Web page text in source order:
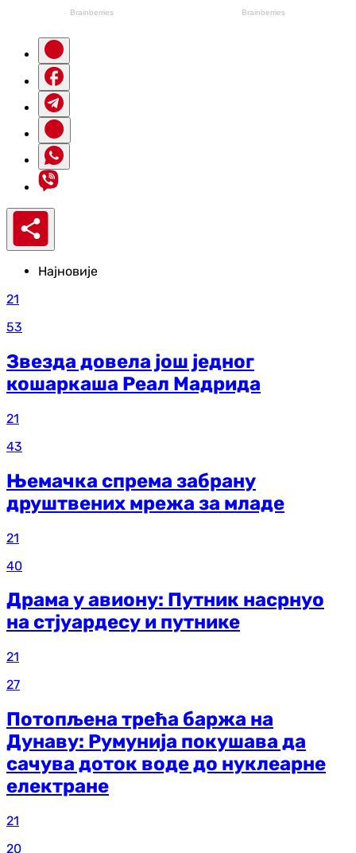
Најновије
21
53
Звезда довела још једног
кошаркаша Реал Мадрида
21
43
Њемачка спрема забрану
друштвених мрежа за младе
21
40
Драма у авиону: Путник насрнуо
на стјуардесу и путнике
21
27
Потопљена трећа баржа на
Дунаву: Румунија покушава да
сачува доток воде до нуклеарне
електране
21
20